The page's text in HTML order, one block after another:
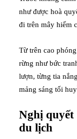
như được hoà
đi trên mây hiếm
Từ trên cao
rừng như bức
lượn, từng tia
mảng sáng tối
Nghị
du lịch